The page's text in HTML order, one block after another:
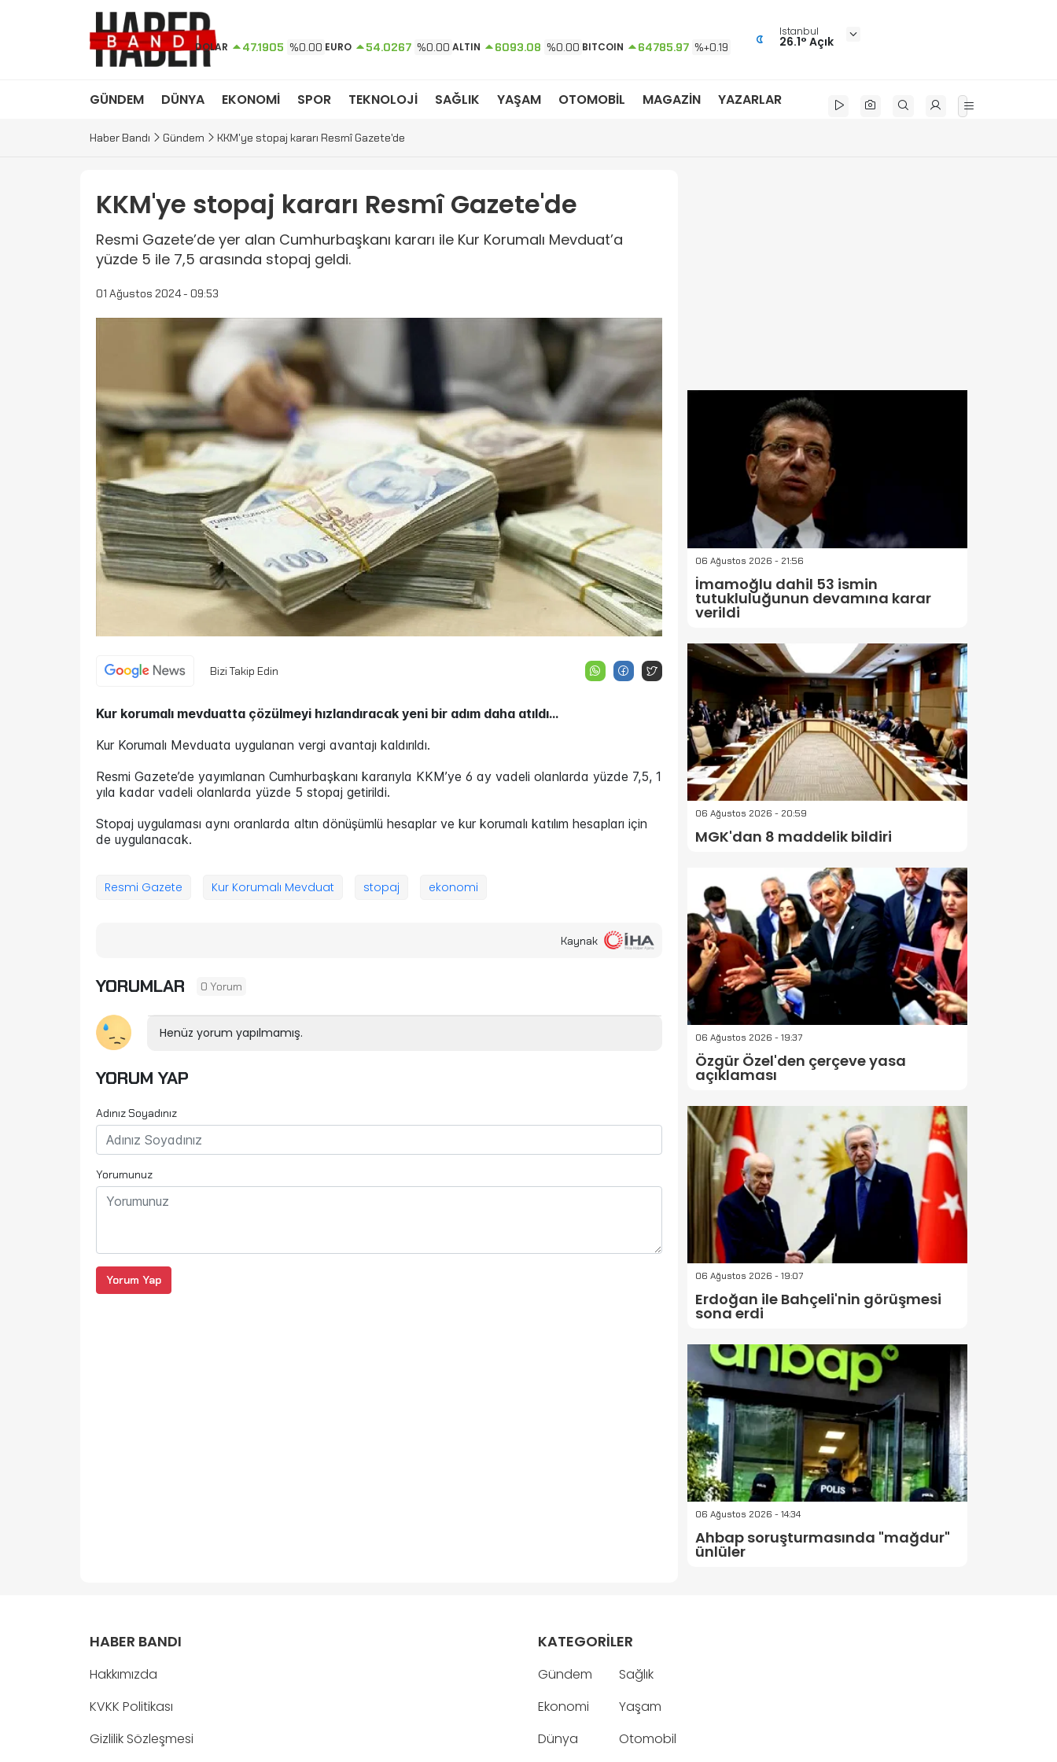
DOLAR 47.1905 %0.00 EURO 54.0267 %0.00 ALTIN 6093.08 %0.00 BITCOIN 64785.97 %+0.19
Istanbul
26.1° Açık
GÜNDEM DÜNYA EKONOMİ SPOR TEKNOLOJİ SAĞLIK YAŞAM OTOMOBİL MAGAZİN YAZARLAR
Haber Bandı Gündem KKM'ye stopaj kararı Resmî Gazete'de
KKM'ye stopaj kararı Resmî Gazete'de
Resmi Gazete’de yer alan Cumhurbaşkanı kararı ile Kur Korumalı Mevduat’a
yüzde 5 ile 7,5 arasında stopaj geldi.
01 Ağustos 2024 - 09:53
Bizi Takip Edin
Kur korumalı mevduatta çözülmeyi hızlandıracak yeni bir adım daha atıldı...
Kur Korumalı Mevduata uygulanan vergi avantajı kaldırıldı.
Resmi Gazete’de yayımlanan Cumhurbaşkanı kararıyla KKM’ye 6 ay vadeli olanlarda yüzde 7,5, 1
yıla kadar vadeli olanlarda yüzde 5 stopaj getirildi.
Stopaj uygulaması aynı oranlarda altın dönüşümlü hesaplar ve kur korumalı katılım hesapları için
de uygulanacak.
Resmi Gazete Kur Korumalı Mevduat stopaj ekonomi
Kaynak
YORUMLAR 0 Yorum
Henüz yorum yapılmamış.
YORUM YAP
Adınız Soyadınız
Yorumunuz
Yorum Yap
06 Ağustos 2026 - 21:56
İmamoğlu dahil 53 ismin
tutukluluğunun devamına karar
verildi
06 Ağustos 2026 - 20:59
MGK'dan 8 maddelik bildiri
06 Ağustos 2026 - 19:37
Özgür Özel'den çerçeve yasa
açıklaması
06 Ağustos 2026 - 19:07
Erdoğan ile Bahçeli'nin görüşmesi
sona erdi
06 Ağustos 2026 - 14:34
Ahbap soruşturmasında "mağdur"
ünlüler
HABER BANDI
Hakkımızda
KVKK Politikası
Gizlilik Sözleşmesi
KATEGORİLER
Gündem
Ekonomi
Dünya
Sağlık
Yaşam
Otomobil